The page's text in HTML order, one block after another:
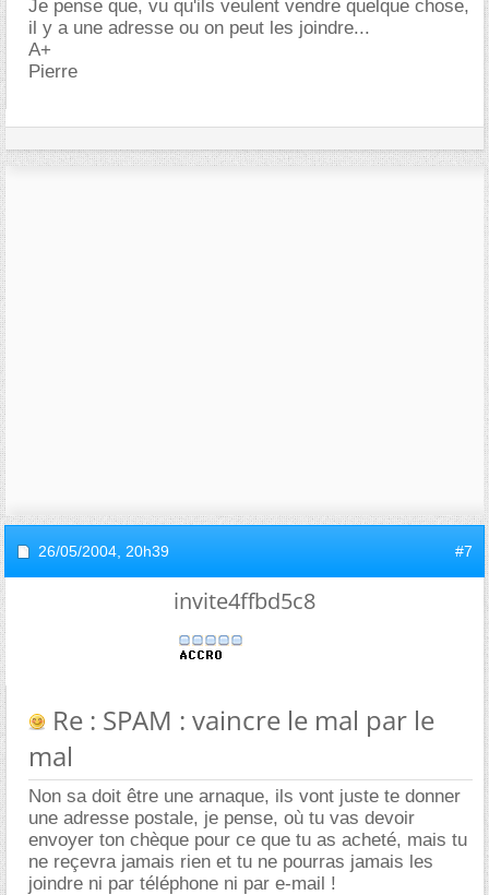
Je pense que, vu qu'ils veulent vendre quelque chose,
il y a une adresse ou on peut les joindre...
A+
Pierre
26/05/2004, 20h39 #7
invite4ffbd5c8
Re : SPAM : vaincre le mal par le
mal
Non sa doit être une arnaque, ils vont juste te donner
une adresse postale, je pense, où tu vas devoir
envoyer ton chèque pour ce que tu as acheté, mais tu
ne reçevra jamais rien et tu ne pourras jamais les
joindre ni par téléphone ni par e-mail !